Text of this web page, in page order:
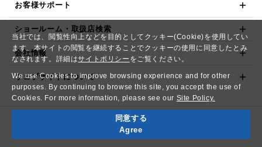
当社では、閲覧性向上などを目的としてクッキー(Cookie)を使用してい
ます。本サイトの閲覧を継続することでクッキーの使用に同意したとみ
なされます。詳細はサイトポリシー をご覧ください。
We use Cookies to improve browsing experience and for other
purposes. By continuing to browse this site, you accept the use of
Cookies. For more information, please see our Site Policy.
同意する
Agree
お客様サポート
ショールーム・取扱店検索
会社情報
ウェブサイトについて
Copyright© NICHIBEI CO.,LTD. All Rights Reserved.